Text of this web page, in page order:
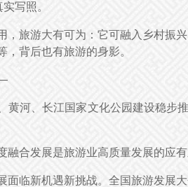
写照。
，旅游大有可为：它可融入乡村振
背后也有旅游的身影。
黄河、长江国家文化公园建设稳步
融合发展是旅游业高质量发展的应
面临新机遇新挑战。全国旅游发展